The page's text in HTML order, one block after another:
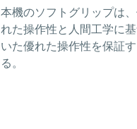
本機のソフトグリップは
れた操作性と人間工学に
いた優れた操作性を保証す
る。